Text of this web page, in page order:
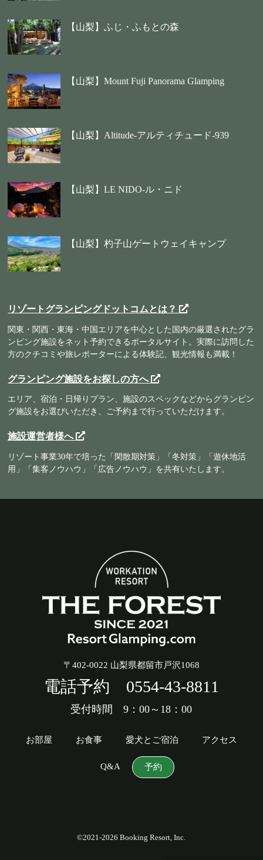
【山梨】ふじ・ふもとの森
【山梨】Mount Fuji Panorama Glamping
【山梨】Altitude-アルティチュード-939
【山梨】LE NIDO-ル・ニド
【山梨】杓子山ゲートウェイキャンプ
リゾートグランピングドットコムとは？
関東・関西・東海・中国エリアを中心とした国内の厳選されたグラ
ンピング施設をネット予約できるポータルサイト。実際に訪問した
方のクチコミや旅レポーターによる体験記、観光情報も満載！
グランピング施設をお探しの方へ
エリア、宿泊・日帰りプラン、施設のスペックなどからグランピン
グ施設をお選びいただき、ご予約まで行っていただけます。
施設運営者様へ
リゾート事業30年で培った「閑散期対策」「冬対策」「遊休地活
用」「集客ノウハウ」「広告ノウハウ」を共有いたします。
〒402-0022 山梨県都留市戸沢1068
電話予約 0554-43-8811
受付時間 9：00～18：00
お部屋 お食事 愛犬とご宿泊 アクセス
Q&A 予約
©2021-2026 Booking Resort, Inc.